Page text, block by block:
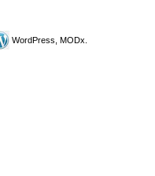
WordPress, MODx.